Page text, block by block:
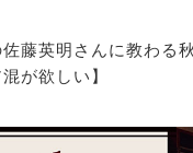
藤英明さんに教わる
が欲しい】